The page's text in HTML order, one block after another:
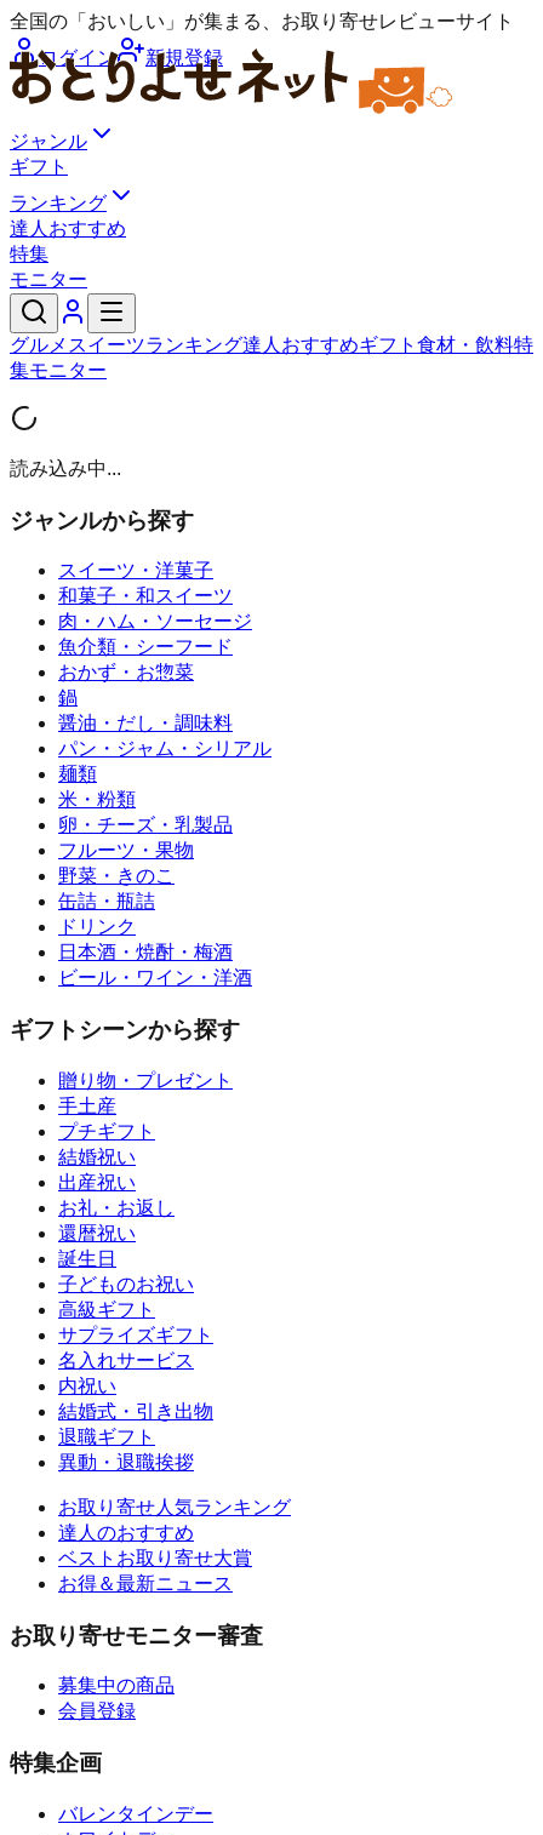
全国の「おいしい」が集まる、お取り寄せレビューサイト
ログイン
新規登録
ジャンル
ギフト
ランキング
達人おすすめ
特集
モニター
グルメ スイーツランキング達人おすすめギフト 食材・飲料特
集モニター
読み込み中...
ジャンルから探す
スイーツ・洋菓子
和菓子・和スイーツ
肉・ハム・ソーセージ
魚介類・シーフード
おかず・お惣菜
鍋
醤油・だし・調味料
パン・ジャム・シリアル
麺類
米・粉類
卵・チーズ・乳製品
フルーツ・果物
野菜・きのこ
缶詰・瓶詰
ドリンク
日本酒・焼酎・梅酒
ビール・ワイン・洋酒
ギフトシーンから探す
贈り物・プレゼント
手土産
プチギフト
結婚祝い
出産祝い
お礼・お返し
還暦祝い
誕生日
子どものお祝い
高級ギフト
サプライズギフト
名入れサービス
内祝い
結婚式・引き出物
退職ギフト
異動・退職挨拶
お取り寄せ人気ランキング
達人のおすすめ
ベストお取り寄せ大賞
お得＆最新ニュース
お取り寄せモニター審査
募集中の商品
会員登録
特集企画
バレンタインデー